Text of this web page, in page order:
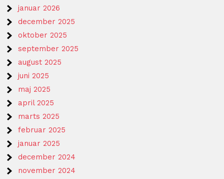
januar 2026
december 2025
oktober 2025
september 2025
august 2025
juni 2025
maj 2025
april 2025
marts 2025
februar 2025
januar 2025
december 2024
november 2024